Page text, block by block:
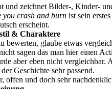
und zeichnet Bilder-, Kinder-
you crash and burn ist sein erstes
erscheint.
& Charaktere
glaube etwas
sagen das man hier einen
aber eben nicht
Geschichte sehr passend.
offen und doch sehr